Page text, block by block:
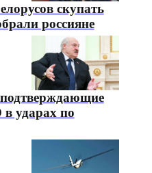
скупать
россияне
ударах по